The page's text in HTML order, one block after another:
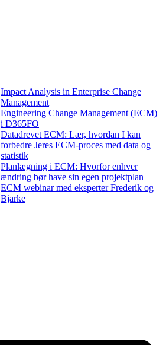
Impact Analysis in Enterprise Change
Management
Engineering Change Management (ECM)
i D365FO
Datadrevet ECM: Lær, hvordan I kan
forbedre Jeres ECM-proces med data og
statistik
Planlægning i ECM: Hvorfor enhver
ændring bør have sin egen projektplan
ECM webinar med eksperter Frederik og
Bjarke